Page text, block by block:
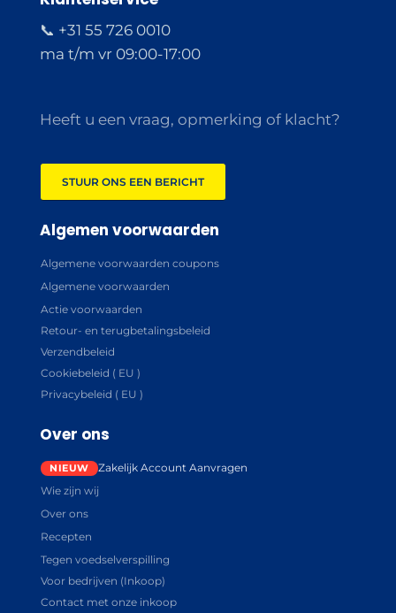
📞 +31 55 726 0010
ma t/m vr 09:00-17:00
Heeft u een vraag, opmerking of klacht?
STUUR ONS EEN BERICHT
Algemen voorwaarden
Algemene voorwaarden coupons
Algemene voorwaarden
Actie voorwaarden
Retour- en terugbetalingsbeleid
Verzendbeleid
Cookiebeleid ( EU )
Privacybeleid ( EU )
Over ons
Zakelijk Account Aanvragen
Wie zijn wij
Over ons
Recepten
Tegen voedselverspilling
Voor bedrijven (Inkoop)
Contact met onze inkoop